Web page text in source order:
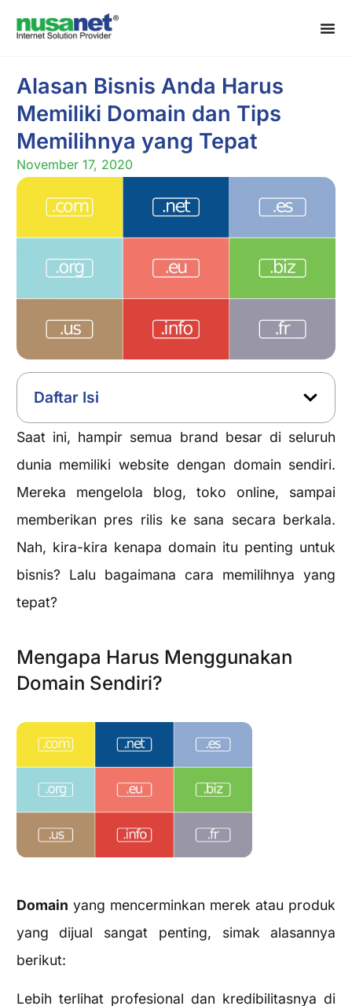
Alasan Bisnis Anda Harus
Memiliki Domain dan Tips
Memilihnya yang Tepat
November 17, 2020
Daftar Isi
Saat ini, hampir semua brand besar di seluruh
dunia memiliki website dengan domain sendiri.
Mereka mengelola blog, toko online, sampai
memberikan pres rilis ke sana secara berkala.
Nah, kira-kira kenapa domain itu penting untuk
bisnis? Lalu bagaimana cara memilihnya yang
tepat?
Mengapa Harus Menggunakan
Domain Sendiri?
Domain yang mencerminkan merek atau produk
yang dijual sangat penting, simak alasannya
berikut:
Lebih terlihat profesional dan kredibilitasnya di